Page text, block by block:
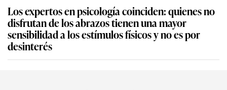
Los expertos en psicología coinciden: quienes no
disfrutan de los abrazos tienen una mayor
sensibilidad a los estímulos físicos y no es por
desinterés